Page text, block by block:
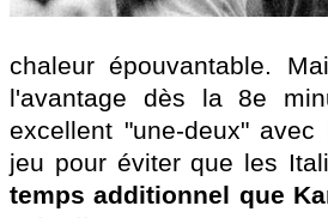
chaleur épouvantable.
l'avantage dès la 8e
excellent "une-deux"
jeu pour éviter que les
temps additionnel que